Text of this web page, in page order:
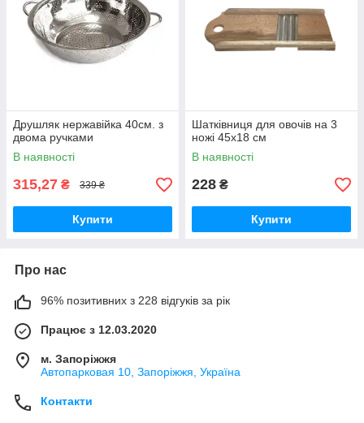
Друшляк нержавійка 40см. з
двома ручками
В наявності
315,27 ₴ 339 ₴
Купити
Шатківниця для овочів на 3
ножі 45х18 см
В наявності
228 ₴
Купити
Про нас
96% позитивних з 228 відгуків за рік
Працює з 12.03.2020
м. Запоріжжя
Автопарковая 10, Запоріжжя, Україна
Контакти